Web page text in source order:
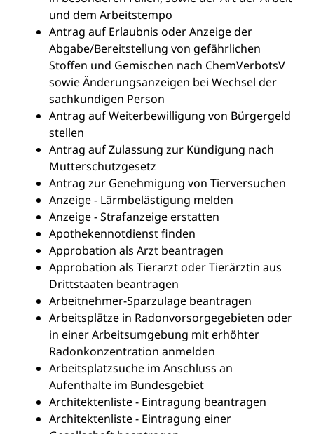
und dem Arbeitstempo
Antrag auf Erlaubnis oder Anzeige der
Abgabe/Bereitstellung von gefährlichen
Stoffen und Gemischen nach ChemVerbotsV
sowie Änderungsanzeigen bei Wechsel der
sachkundigen Person
Antrag auf Weiterbewilligung von Bürgergeld
stellen
Antrag auf Zulassung zur Kündigung nach
Mutterschutzgesetz
Antrag zur Genehmigung von Tierversuchen
Anzeige - Lärmbelästigung melden
Anzeige - Strafanzeige erstatten
Apothekennotdienst finden
Approbation als Arzt beantragen
Approbation als Tierarzt oder Tierärztin aus
Drittstaaten beantragen
Arbeitnehmer-Sparzulage beantragen
Arbeitsplätze in Radonvorsorgegebieten oder
in einer Arbeitsumgebung mit erhöhter
Radonkonzentration anmelden
Arbeitsplatzsuche im Anschluss an
Aufenthalte im Bundesgebiet
Architektenliste - Eintragung beantragen
Architektenliste - Eintragung einer